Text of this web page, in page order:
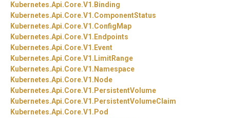
Kubernetes.Api.Core.V1. Binding
Kubernetes.Api.Core.V1.ComponentStatus
Kubernetes.Api.Core.V1.ConfigMap
Kubernetes.Api.Core.V1. Endpoints
Kubernetes.Api.Core.V1. Event
Kubernetes.Api.Core.V1. LimitRange
Kubernetes.Api.Core.V1. Namespace
Kubernetes.Api.Core.V1. Node
Kubernetes.Api.Core.V1. PersistentVolume
Kubernetes.Api.Core.V1. PersistentVolumeClaim
Kubernetes.Api.Core.V1. Pod